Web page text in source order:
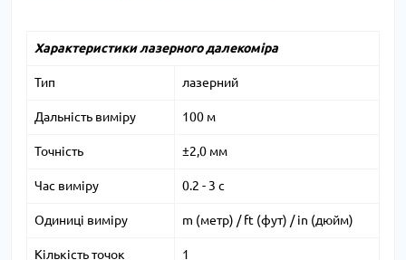
Характеристики лазерного далекоміра
Тип лазерний
Дальність виміру 100 м
Точність ±2,0 мм
Час виміру 0.2 - 3 с
Одиниці виміру m (метр) / ft (фут) / in (дюйм)
Кількість точок
1